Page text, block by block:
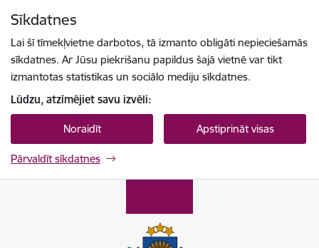
Sīkdatnes
Lai šī tīmekļvietne darbotos, tā izmanto obligāti nepieciešamās
sīkdatnes. Ar Jūsu piekrišanu papildus šajā vietnē var tikt
izmantotas statistikas un sociālo mediju sīkdatnes.
Lūdzu, atzīmējiet savu izvēli:
Noraidīt Apstiprināt visas
Pārvaldīt sīkdatnes